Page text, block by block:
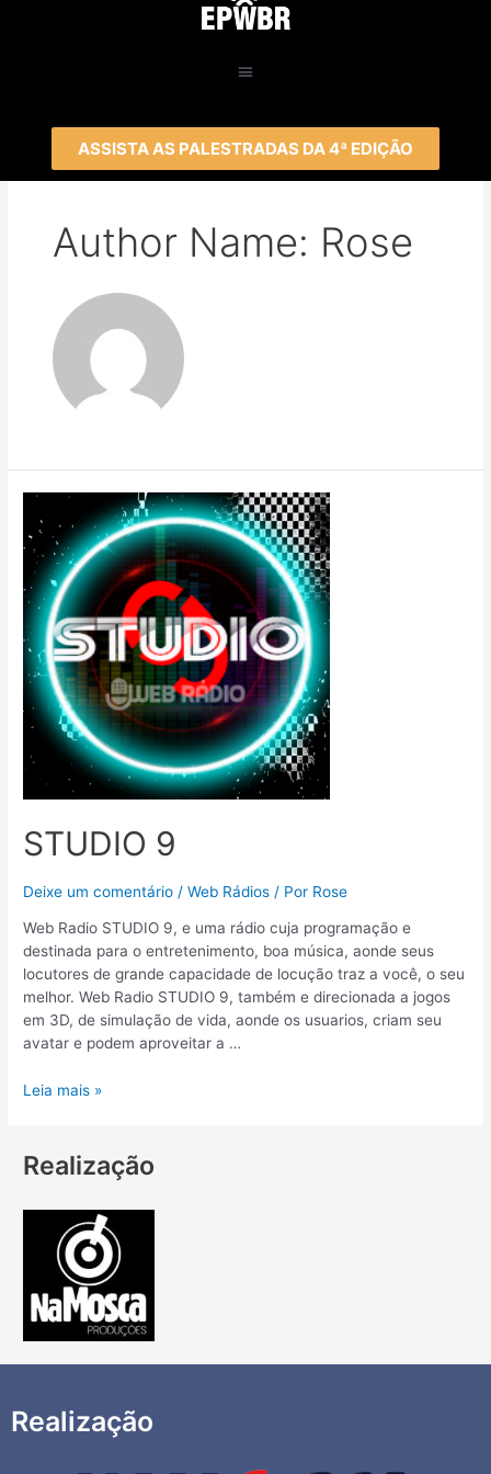
ASSISTA AS PALESTRADAS DA 4ª EDIÇÃO
Author Name: Rose
STUDIO 9
Deixe um comentário /Web Rádios / Por Rose
Web Radio STUDIO 9, e uma rádio cuja programação e
destinada para o entretenimento, boa música, aonde seus
locutores de grande capacidade de locução traz a você, o seu
melhor. Web Radio STUDIO 9, também e direcionada a jogos
em 3D, de simulação de vida, aonde os usuarios, criam seu
avatar e podem aproveitar a …
Leia mais »
Realização
Realização